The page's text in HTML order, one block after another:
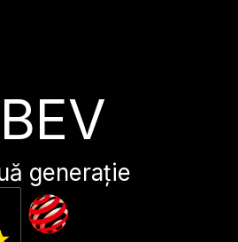
generație